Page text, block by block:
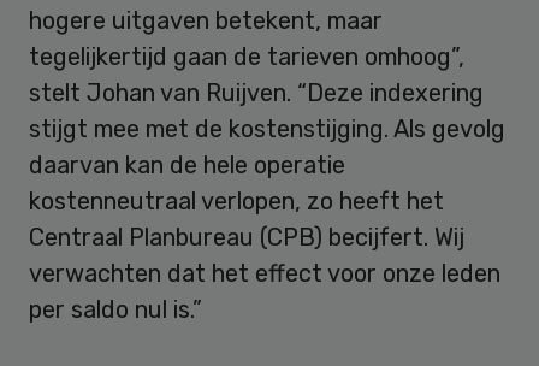
hogere uitgaven betekent, maar
tegelijkertijd gaan de tarieven omhoog”,
stelt Johan van Ruijven. “Deze indexering
stijgt mee met de kostenstijging. Als gevolg
daarvan kan de hele operatie
kostenneutraal verlopen, zo heeft het
Centraal Planbureau (CPB) becijfert. Wij
verwachten dat het effect voor onze leden
per saldo nul is.”